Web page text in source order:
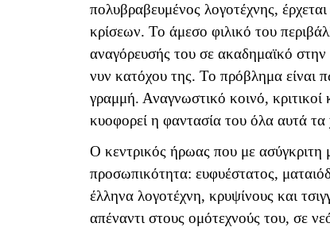
πολυβραβευμένος λογοτέχνης,
κρίσεων. Το άμεσο φιλικό του
αναγόρευσής του σε ακαδημαϊκό στην
νυν κατόχου της. Το πρόβλημα είναι
γραμμή. Αναγνωστικό κοινό, κριτικοί
κυοφορεί η φαντασία του όλα αυτά
Ο κεντρικός ήρωας που με ασύγκριτη
προσωπικότητα: ευφυέστατος,
έλληνα λογοτέχνη, κρυψίνους και
απέναντι στους ομότεχνούς του, σε